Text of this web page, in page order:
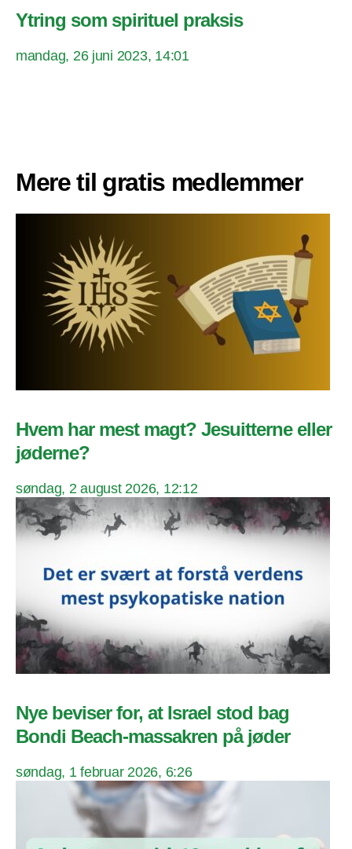
Ytring som spirituel praksis
mandag, 26 juni 2023, 14:01
Mere til gratis medlemmer
Hvem har mest magt? Jesuitterne eller
jøderne?
søndag, 2 august 2026, 12:12
Nye beviser for, at Israel stod bag
Bondi Beach-massakren på jøder
søndag, 1 februar 2026, 6:26